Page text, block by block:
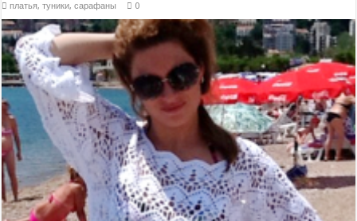
платья, туники, сарафаны 0